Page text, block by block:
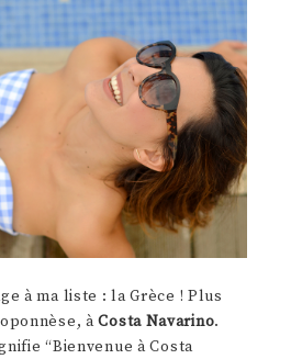
à ma liste : la Grèce ! Plus
àCosta Navarino.
“Bienvenue à Costa